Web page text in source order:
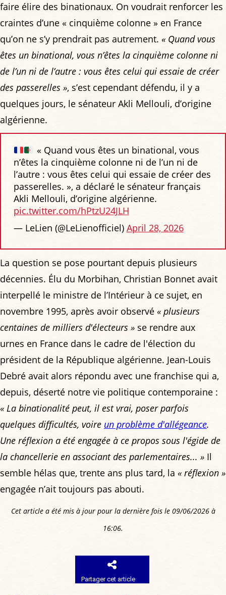
faire élire des binationaux. On voudrait renforcer les
craintes d’une « cinquième colonne » en France
qu’on ne s’y prendrait pas autrement. « Quand vous
êtes un binational, vous n’êtes la cinquième colonne ni
de l’un ni de l’autre : vous êtes celui qui essaie de créer
des passerelles », s’est cependant défendu, il y a
quelques jours, le sénateur Akli Mellouli, d’origine
algérienne.
« Quand vous êtes un binational, vous
n’êtes la cinquième colonne ni de l’un ni de
l’autre : vous êtes celui qui essaie de créer des
passerelles. », a déclaré le sénateur français
Akli Mellouli, d’origine algérienne.
pic.twitter.com/hPtzU24JLH
— LeLien (@LeLienofficiel) April 28, 2026
La question se pose pourtant depuis plusieurs
décennies. Élu du Morbihan, Christian Bonnet avait
interpellé le ministre de l’Intérieur à ce sujet, en
novembre 1995, après avoir observé « plusieurs
centaines de milliers d'électeurs » se rendre aux
urnes en France dans le cadre de l'élection du
président de la République algérienne. Jean-Louis
Debré avait alors répondu avec une franchise qui a,
depuis, déserté notre vie politique contemporaine :
« La binationalité peut, il est vrai, poser parfois
quelques difficultés, voire un problème d'allégeance.
Une réflexion a été engagée à ce propos sous l'égide de
la chancellerie en associant des parlementaires... » Il
semble hélas que, trente ans plus tard, la « réflexion »
engagée n’ait toujours pas abouti.
Cet article a été mis à jour pour la dernière fois le 09/06/2026 à
16:06.
Partager cet article